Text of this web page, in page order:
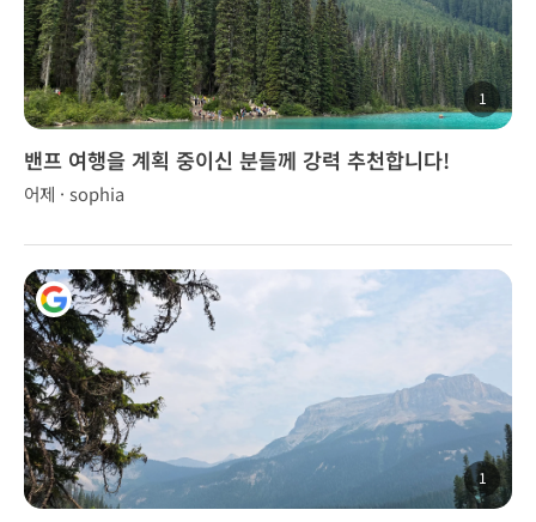
1
밴프 여행을 계획 중이신 분들께 강력 추천합니다!
어제 · sophia
1